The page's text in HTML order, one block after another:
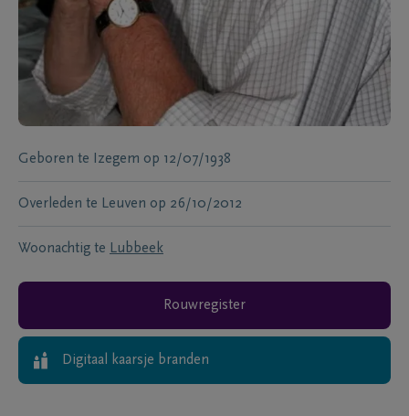
Geboren te Izegem op 12/07/1938
Overleden te Leuven op 26/10/2012
Woonachtig te Lubbeek
Rouwregister
Digitaal kaarsje branden